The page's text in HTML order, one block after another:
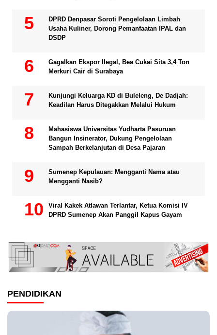
DPRD Denpasar Soroti Pengelolaan Limbah
Usaha Kuliner, Dorong Pemanfaatan IPAL dan
DSDP
Gagalkan Ekspor Ilegal, Bea Cukai Sita 3,4 Ton
Merkuri Cair di Surabaya
Kunjungi Keluarga KD di Buleleng, De Dadjah:
Keadilan Harus Ditegakkan Melalui Hukum
Mahasiswa Universitas Yudharta Pasuruan
Bangun Insinerator, Dukung Pengelolaan
Sampah Berkelanjutan di Desa Pajaran
Sumenep Kepulauan: Mengganti Nama atau
Mengganti Nasib?
Viral Kakek Atlawan Terlantar, Ketua Komisi IV
DPRD Sumenep Akan Panggil Kapus Gayam
PENDIDIKAN